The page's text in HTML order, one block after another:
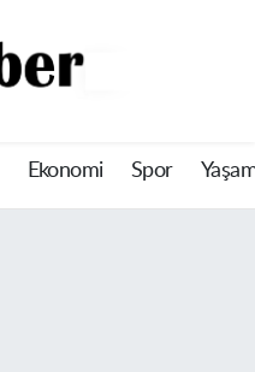
Ekonomi Spor